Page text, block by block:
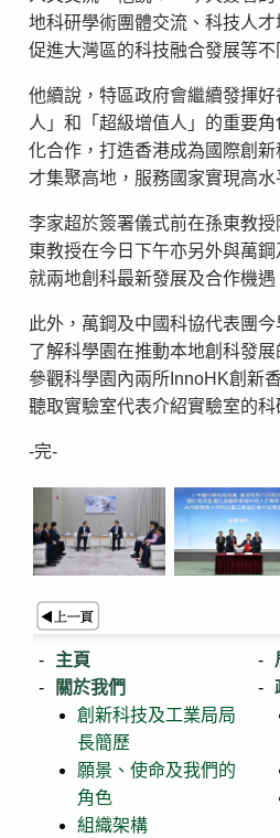
地科研學術團體交流、科技人才
促進大灣區的科技融合發展等不
他續說，特區政府會繼續發揮
人」和「超級增值人」的重要
化合作，打造香港成為國際創
才集聚高地，服務國家實現高水
李家超於簽署儀式前在孫東教
東教授在今日下午亦另外與萬鋼
就兩地創科最新發展及合作機遇
此外，萬鋼及中國科協代表團
了解科學園在推動本地創科發
參觀科學園內兩所InnoHK創新
聽取實驗室代表介紹實驗室的科
-完-
主頁
關於我們
創新科技及工業局局
長簡歷
願景、使命及我們的
角色
組織架構